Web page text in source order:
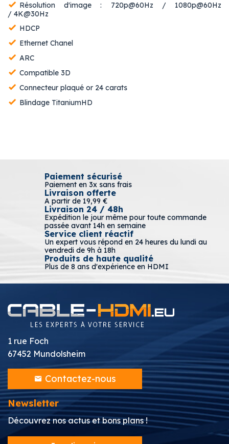
Résolution d'image : 720p@60Hz / 1080p@60Hz
/ 4K@30Hz
HDCP
Ethernet Chanel
ARC
Compatible 3D
Connecteur plaqué or 24 carats
Blindage TitaniumHD
Paiement sécurisé
Paiement en 3x sans frais
Livraison offerte
A partir de 19,99 €
Livraison 24 / 48h
Expédition le jour même pour toute commande
passée avant 14h en semaine
Service client réactif
Un expert vous répond en 24 heures du lundi au
vendredi de 9h à 18h
Produits de haute qualité
Plus de 8 ans d'expérience en HDMI
1 rue Foch
67452 Mundolsheim
Contactez-nous
Newsletter
Découvrez nos actus et bons plans !